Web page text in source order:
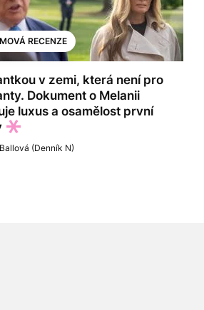
RECENZE
v zemi, která není pro
Dokument o Melanii
luxus a osamělost první
(Denník N)